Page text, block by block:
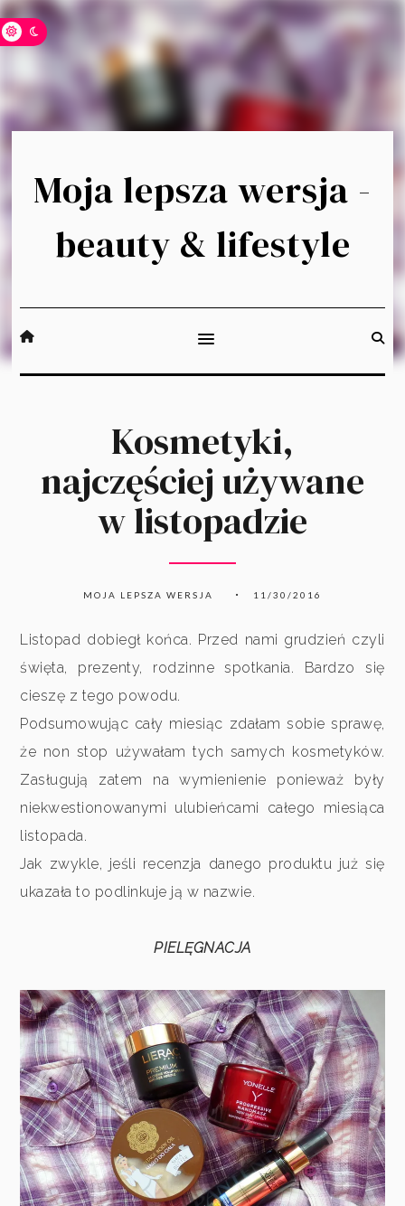
Moja lepsza wersja -
beauty & lifestyle
Kosmetyki,
najczęściej używane
w listopadzie
MOJA LEPSZA WERSJA 11/30/2016
Listopad dobiegł końca. Przed nami grudzień czyli
święta, prezenty, rodzinne spotkania. Bardzo się
cieszę z tego powodu.
Podsumowując cały miesiąc zdałam sobie sprawę,
że non stop używałam tych samych kosmetyków.
Zasługują zatem na wymienienie ponieważ były
niekwestionowanymi ulubieńcami całego miesiąca
listopada.
Jak zwykle, jeśli recenzja danego produktu już się
ukazała to podlinkuje ją w nazwie.
PIELĘGNACJA